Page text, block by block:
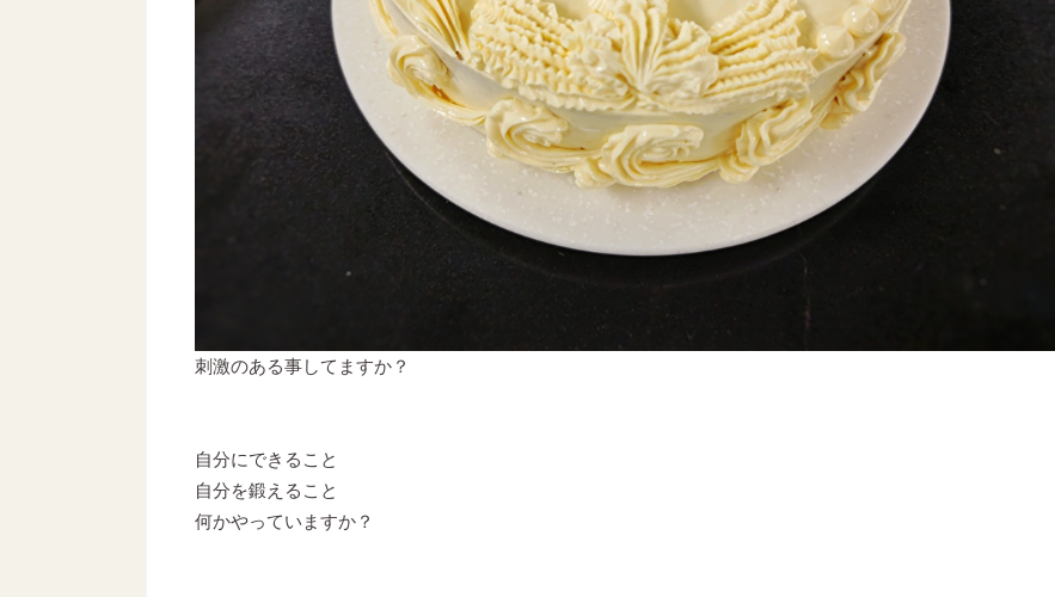
刺激のある事してますか？
自分にできること
自分を鍛えること
何かやっていますか？